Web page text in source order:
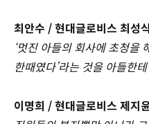
최안수 / 현대글로비스 최성
‘멋진 아들의 회사에 초청을
한때였다’라는 것을 아들한
이명희 / 현대글로비스 제지